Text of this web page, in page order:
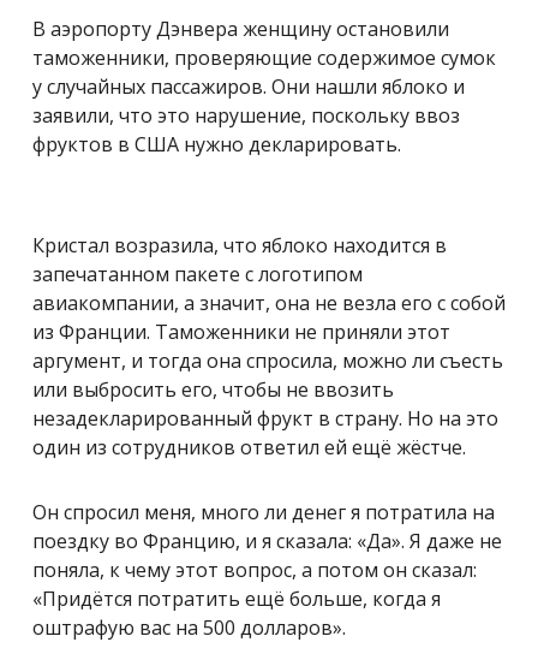
В аэропорту Дэнвера женщину остановили
таможенники, проверяющие содержимое сумок
у случайных пассажиров. Они нашли яблоко и
заявили, что это нарушение, поскольку ввоз
фруктов в США нужно декларировать.
Кристал возразила, что яблоко находится в
запечатанном пакете с логотипом
авиакомпании, а значит, она не везла его с собой
из Франции. Таможенники не приняли этот
аргумент, и тогда она спросила, можно ли съесть
или выбросить его, чтобы не ввозить
незадекларированный фрукт в страну. Но на это
один из сотрудников ответил ей ещё жёстче.
Он спросил меня, много ли денег я потратила на
поездку во Францию, и я сказала: «Да». Я даже не
поняла, к чему этот вопрос, а потом он сказал:
«Придётся потратить ещё больше, когда я
оштрафую вас на 500 долларов».